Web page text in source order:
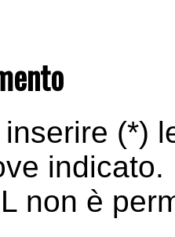
(*)
indicato.
non è